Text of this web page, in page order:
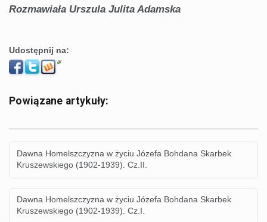
Rozmawiała Urszula Julita Adamska
Udostępnij na:
Powiązane artykuły:
Dawna Homelszczyzna w życiu Józefa Bohdana Skarbek
Kruszewskiego (1902-1939). Cz.II.
Dawna Homelszczyzna w życiu Józefa Bohdana Skarbek
Kruszewskiego (1902-1939). Cz.I.